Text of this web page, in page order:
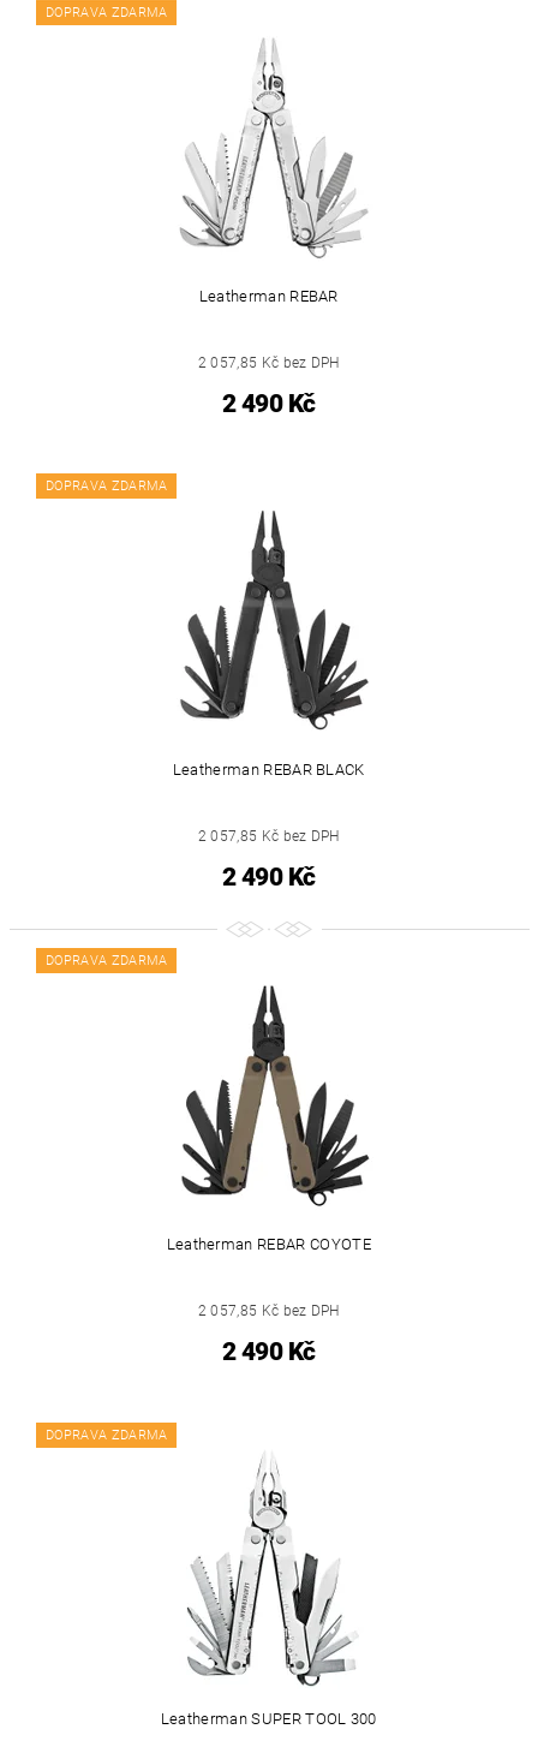
DOPRAVA ZDARMA
Leatherman REBAR
2 057,85 Kč bez DPH
2 490 Kč
DOPRAVA ZDARMA
Leatherman REBAR BLACK
2 057,85 Kč bez DPH
2 490 Kč
DOPRAVA ZDARMA
Leatherman REBAR COYOTE
2 057,85 Kč bez DPH
2 490 Kč
DOPRAVA ZDARMA
Leatherman SUPER TOOL 300